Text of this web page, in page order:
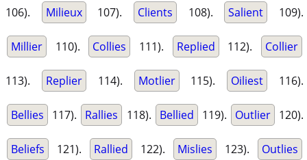
106). Milieux 107). Clients 108). Salient 109).
Millier 110). Collies 111). Replied 112). Collier
113). Replier 114). Motlier 115). Oiliest 116).
Bellies 117). Rallies 118). Bellied 119). Outlier 120).
Beliefs 121). Rallied 122). Mislies 123). Outlies